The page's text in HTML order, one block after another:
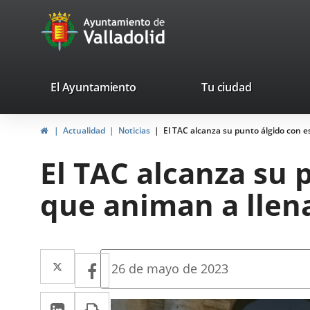
Portal
Web
Ayuntamiento
de
valladolid.es
El Ayuntamiento Tu ciudad
HomeActualidad Noticias El TAC alcanza su punto álgido con
El TAC alcanza
que animan a
Twitter
Enlace
a
Facebook
Enlace
a
Linkedin
EnlacePrint
Fecha
la
26 de mayo de 2023